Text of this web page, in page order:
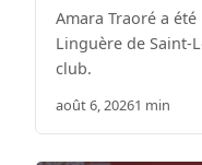
Amara Traoré a
Linguère de Saint-
club.
août 6, 20261 min